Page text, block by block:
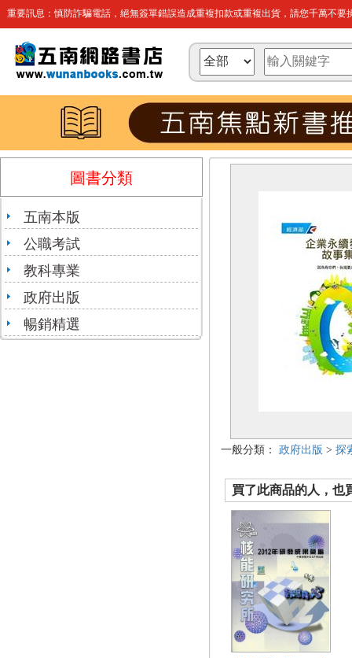
重要訊息：慎防詐騙電話，絕無簽單錯誤造成重複扣款或重複出貨，請您千萬不要
圖書分類
五南本版
公職考試
教科專業
政府出版
暢銷精選
一般分類： 政府出版 > 探
買了此商品的人，也